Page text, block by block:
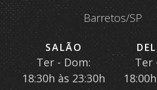
Barretos/SP
SALÃO
Ter - Dom:
18:30h às 23:30h
Ter